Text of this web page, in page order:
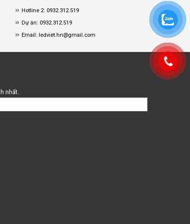
Hotline 2: 0932.312.519
Dự án: 0932.312.519
Email: ledviet.hn@gmail.com
nhất.